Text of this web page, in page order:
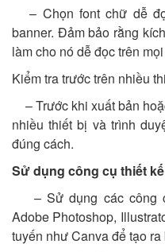
– Chọn font chữ dễ
banner. Đảm bảo rằng
làm cho nó dễ đọc trên
Kiểm tra trước trên nhiều
– Trước khi xuất bản
nhiều thiết bị và trình
đúng cách.
Sử dụng công cụ thiết
– Sử dụng các công
Adobe Photoshop,
tuyến như Canva để tạo